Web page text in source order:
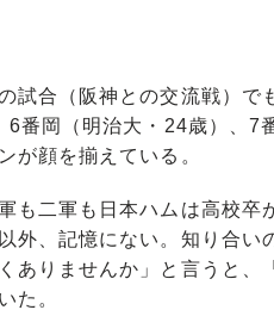
試合（阪神との交流戦）で
6番岡（明治大・24歳）、7
が顔を揃えている。
も二軍も日本ハムは高校卒
外、記憶にない。知り合
ありませんか」と言うと
た。